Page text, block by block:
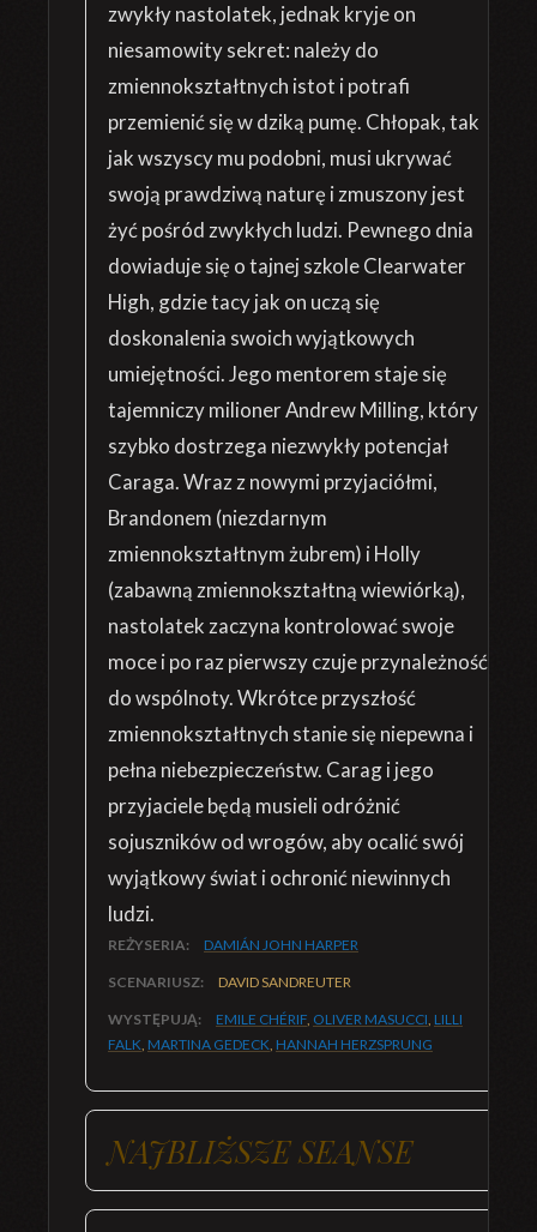
zwykły nastolatek, jednak kryje on
niesamowity sekret: należy do
zmiennokształtnych istot i potrafi
przemienić się w dziką pumę. Chłopak, tak
jak wszyscy mu podobni, musi ukrywać
swoją prawdziwą naturę i zmuszony jest
żyć pośród zwykłych ludzi. Pewnego dnia
dowiaduje się o tajnej szkole Clearwater
High, gdzie tacy jak on uczą się
doskonalenia swoich wyjątkowych
umiejętności. Jego mentorem staje się
tajemniczy milioner Andrew Milling, który
szybko dostrzega niezwykły potencjał
Caraga. Wraz z nowymi przyjaciółmi,
Brandonem (niezdarnym
zmiennokształtnym żubrem) i Holly
(zabawną zmiennokształtną wiewiórką),
nastolatek zaczyna kontrolować swoje
moce i po raz pierwszy czuje przynależność
do wspólnoty. Wkrótce przyszłość
zmiennokształtnych stanie się niepewna i
pełna niebezpieczeństw. Carag i jego
przyjaciele będą musieli odróżnić
sojuszników od wrogów, aby ocalić swój
wyjątkowy świat i ochronić niewinnych
ludzi.
REŻYSERIA: DAMIÁN JOHN HARPER
SCENARIUSZ: DAVID SANDREUTER
WYSTĘPUJĄ: EMILE CHÉRIF, OLIVER MASUCCI, LILLI
FALK, MARTINA GEDECK, HANNAH HERZSPRUNG
NAJBLIŻSZE SEANSE